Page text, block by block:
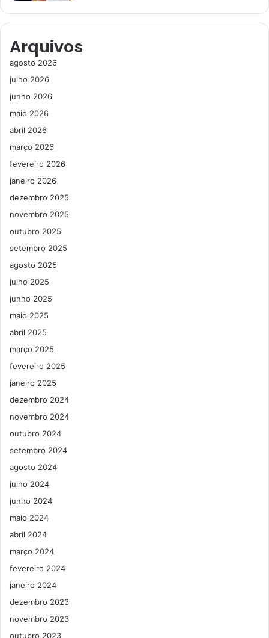
Arquivos
agosto 2026
julho 2026
junho 2026
maio 2026
abril 2026
março 2026
fevereiro 2026
janeiro 2026
dezembro 2025
novembro 2025
outubro 2025
setembro 2025
agosto 2025
julho 2025
junho 2025
maio 2025
abril 2025
março 2025
fevereiro 2025
janeiro 2025
dezembro 2024
novembro 2024
outubro 2024
setembro 2024
agosto 2024
julho 2024
junho 2024
maio 2024
abril 2024
março 2024
fevereiro 2024
janeiro 2024
dezembro 2023
novembro 2023
outubro 2023